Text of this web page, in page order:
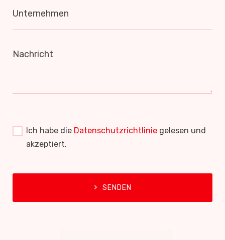
Unternehmen
Nachricht
Ich habe die Datenschutzrichtlinie gelesen und
akzeptiert.
SENDEN